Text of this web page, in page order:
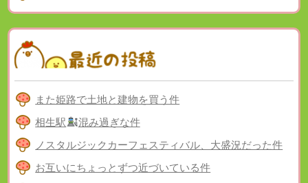
また姫路で土地と建物を買う件
相生駅
混み過ぎな件
ノスタルジックカーフェスティバル、大盛況だった件
お互いにちょっとずつ近づいている件